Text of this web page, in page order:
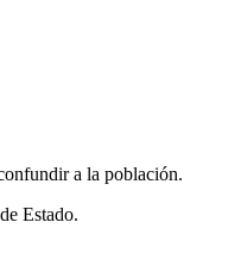
a la población.
Estado.